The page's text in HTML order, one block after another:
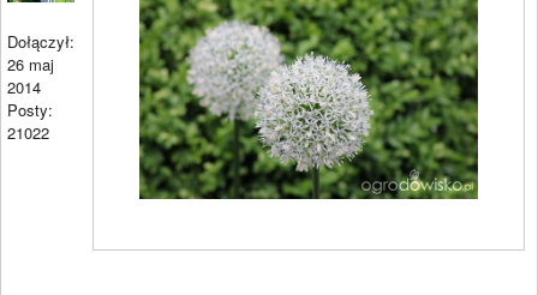
Dołączył:
26 maj
2014
Posty:
21022